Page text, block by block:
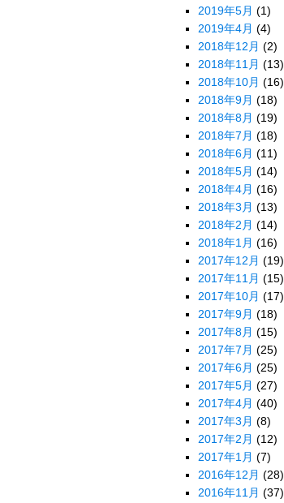
2019年5月 (1)
2019年4月 (4)
2018年12月 (2)
2018年11月 (13)
2018年10月 (16)
2018年9月 (18)
2018年8月 (19)
2018年7月 (18)
2018年6月 (11)
2018年5月 (14)
2018年4月 (16)
2018年3月 (13)
2018年2月 (14)
2018年1月 (16)
2017年12月 (19)
2017年11月 (15)
2017年10月 (17)
2017年9月 (18)
2017年8月 (15)
2017年7月 (25)
2017年6月 (25)
2017年5月 (27)
2017年4月 (40)
2017年3月 (8)
2017年2月 (12)
2017年1月 (7)
2016年12月 (28)
2016年11月 (37)